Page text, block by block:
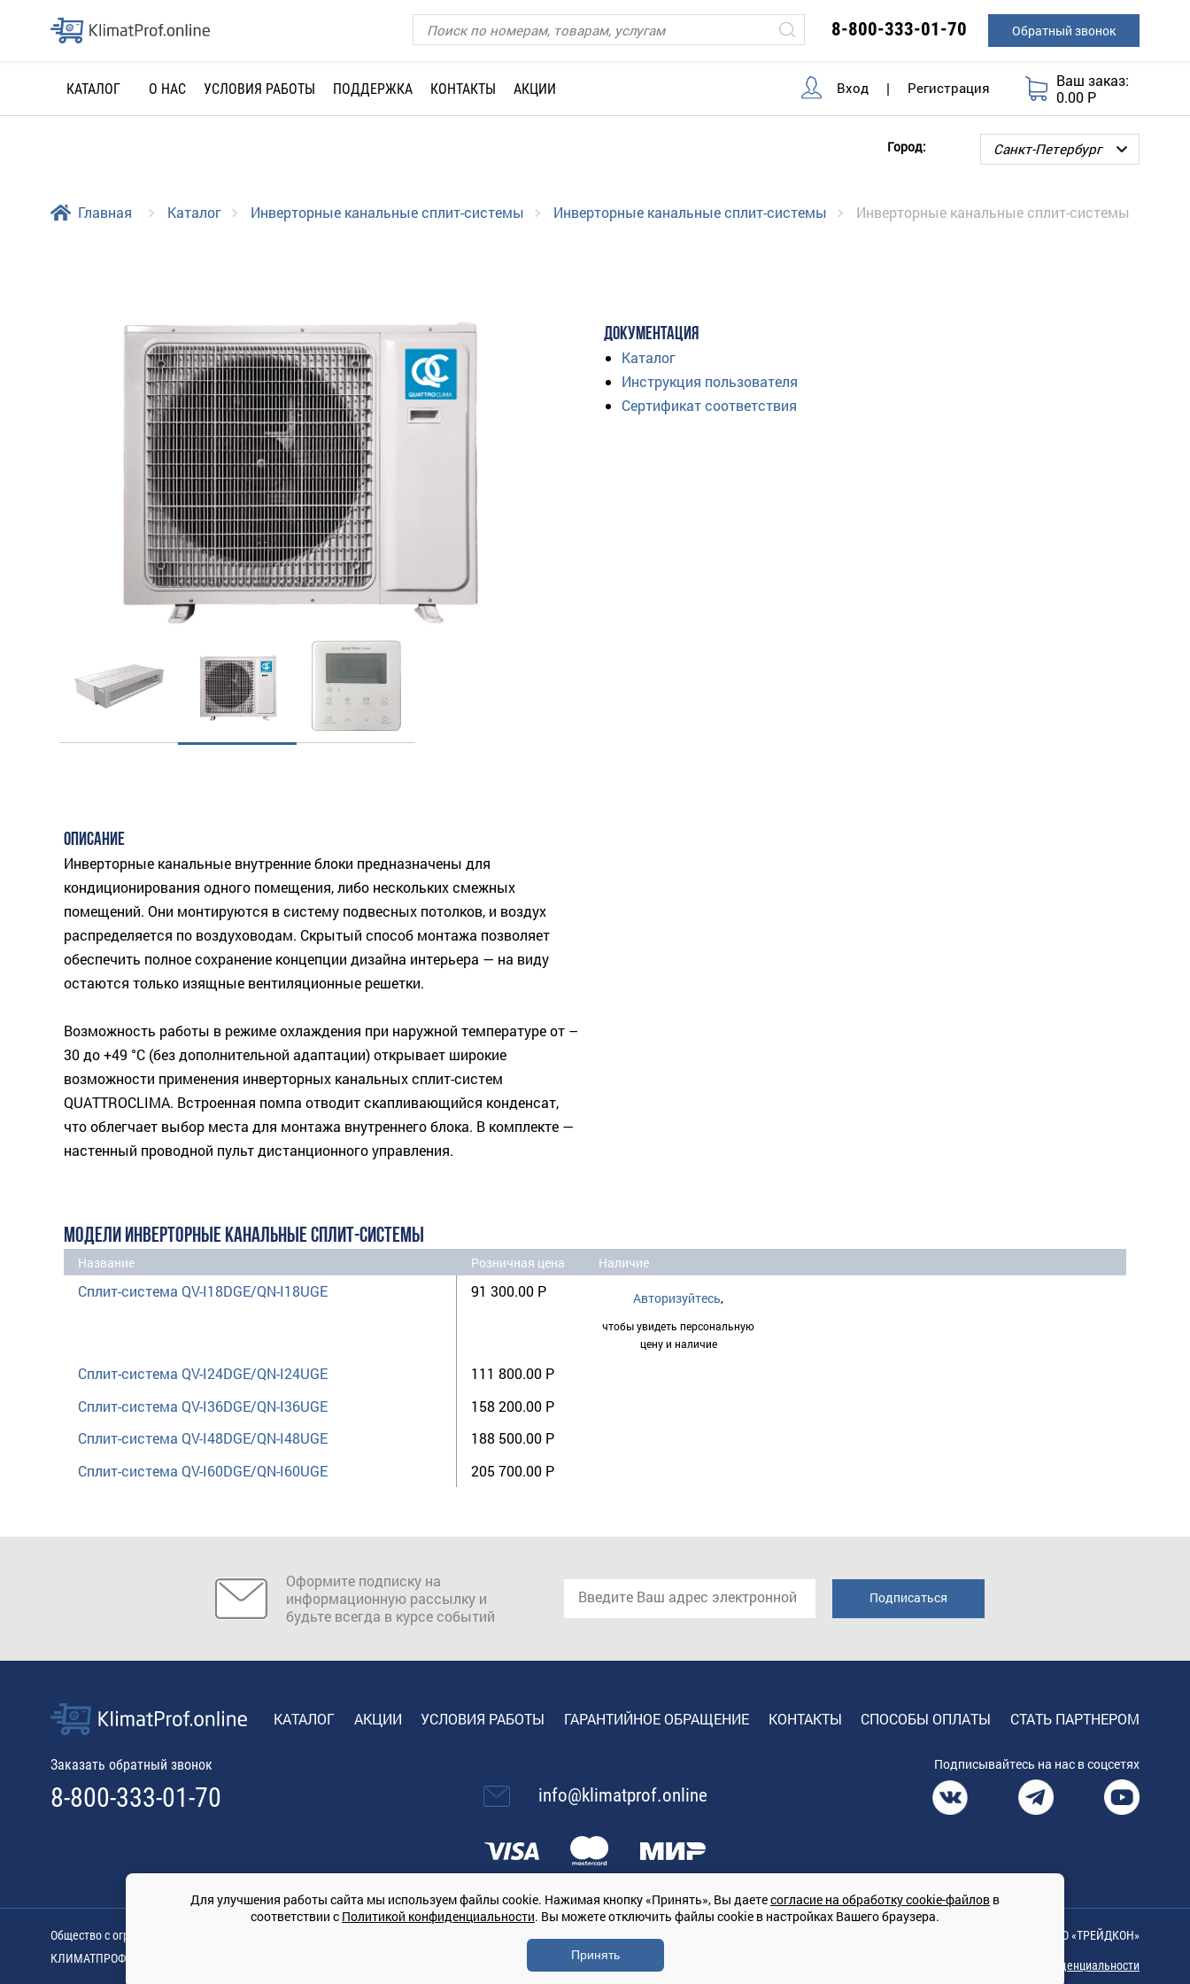
8-800-333-01-70 Обратный звонок
КАТАЛОГ О НАС УСЛОВИЯ РАБОТЫ ПОДДЕРЖКА КОНТАКТЫ АКЦИИ Вход | Регистрация
Ваш заказ:
0.00 Р
Город:
Главная Каталог Инверторные канальные сплит-системы Инверторные канальные сплит-системы Инверторные канальные сплит-системы
ДОКУМЕНТАЦИЯ
Каталог
Инструкция пользователя
Сертификат соответствия
ОПИСАНИЕ
Инверторные канальные внутренние блоки предназначены для
кондиционирования одного помещения, либо нескольких смежных
помещений. Они монтируются в систему подвесных потолков, и воздух
распределяется по воздуховодам. Скрытый способ монтажа позволяет
обеспечить полное сохранение концепции дизайна интерьера — на виду
остаются только изящные вентиляционные решетки.
Возможность работы в режиме охлаждения при наружной температуре от –
30 до +49 °C (без дополнительной адаптации) открывает широкие
возможности применения инверторных канальных сплит-систем
QUATTROCLIMA. Встроенная помпа отводит скапливающийся конденсат,
что облегчает выбор места для монтажа внутреннего блока. В комплекте —
настенный проводной пульт дистанционного управления.
МОДЕЛИ ИНВЕРТОРНЫЕ КАНАЛЬНЫЕ СПЛИТ-СИСТЕМЫ
Название Розничная цена Наличие
Сплит-система QV-I18DGE/QN-I18UGE 91 300.00 Р Авторизуйтесь,
чтобы увидеть персональную
цену и наличие
Сплит-система QV-I24DGE/QN-I24UGE
111 800.00 Р
Сплит-система QV-I36DGE/QN-I36UGE
158 200.00 Р
Сплит-система QV-I48DGE/QN-I48UGE
188 500.00 Р
Сплит-система QV-I60DGE/QN-I60UGE
205 700.00 Р
Оформите подписку на
информационную рассылку и
будьте всегда в курсе событий
КАТАЛОГ АКЦИИ УСЛОВИЯ РАБОТЫ ГАРАНТИЙНОЕ ОБРАЩЕНИЕ КОНТАКТЫ СПОСОБЫ ОПЛАТЫ СТАТЬ ПАРТНЕРОМ
Заказать обратный звонок
8-800-333-01-70 info@klimatprof.online
Подписывайтесь на нас в соцсетях
Общество с ограниченной ответственностью «ТРЕЙДКОН», ОГРН: 1167847364079, 197022, г. Санкт-Петербург, проспект Медиков, 7
КЛИМАТПРОФ.ONLINE - оптовая продажа кондиционеров и климатической техники на территории РФ
© Сайт принадлежит ООО «ТРЕЙДКОН»
Политика конфиденциальности
Для улучшения работы сайта мы используем файлы cookie. Нажимая кнопку «Принять», Вы даетесогласие на обработку cookie-файлов в
соответствии с Политикой конфиденциальности. Вы можете отключить файлы cookie в настройках Вашего браузера.
Принять